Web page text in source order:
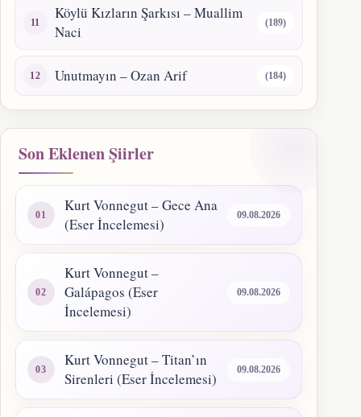
Köylü Kızların Şarkısı – Muallim
Naci
(189)
Unutmayın – Ozan Arif (184)
Son Eklenen Şiirler
Kurt Vonnegut – Gece Ana
(Eser İncelemesi)
09.08.2026
Kurt Vonnegut –
Galápagos (Eser
İncelemesi)
09.08.2026
Kurt Vonnegut – Titan’ın
Sirenleri (Eser İncelemesi)
09.08.2026